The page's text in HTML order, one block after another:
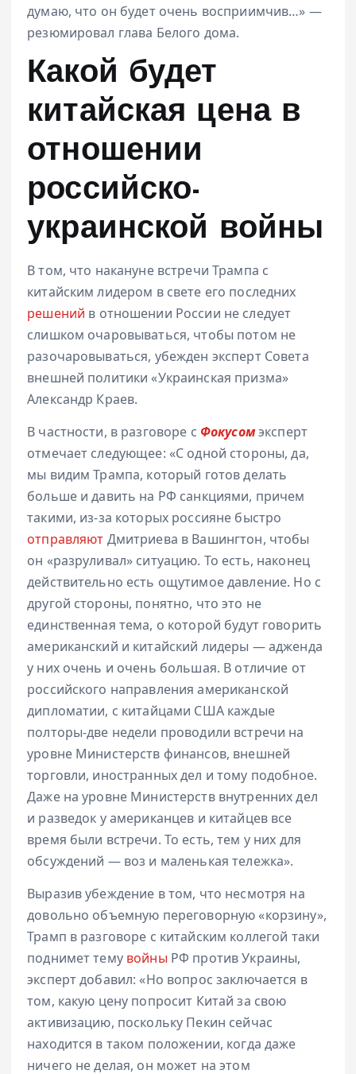
думаю, что он будет очень восприимчив…» —
резюмировал глава Белого дома.
Какой будет
китайская цена в
отношении
российско-
украинской войны
В том, что накануне встречи Трампа с
китайским лидером в свете его последних
решений в отношении России не следует
слишком очаровываться, чтобы потом не
разочаровываться, убежден эксперт Совета
внешней политики «Украинская призма»
Александр Краев.
В частности, в разговоре с Фокусомэксперт
отмечает следующее: «С одной стороны, да,
мы видим Трампа, который готов делать
больше и давить на РФ санкциями, причем
такими, из-за которых россияне быстро
отправляют Дмитриева в Вашингтон, чтобы
он «разруливал» ситуацию. То есть, наконец
действительно есть ощутимое давление. Но с
другой стороны, понятно, что это не
единственная тема, о которой будут говорить
американский и китайский лидеры — адженда
у них очень и очень большая. В отличие от
российского направления американской
дипломатии, с китайцами США каждые
полторы-две недели проводили встречи на
уровне Министерств финансов, внешней
торговли, иностранных дел и тому подобное.
Даже на уровне Министерств внутренних дел
и разведок у американцев и китайцев все
время были встречи. То есть, тем у них для
обсуждений — воз и маленькая тележка».
Выразив убеждение в том, что несмотря на
довольно объемную переговорную «корзину»,
Трамп в разговоре с китайским коллегой таки
поднимет тему войны РФ против Украины,
эксперт добавил: «Но вопрос заключается в
том, какую цену попросит Китай за свою
активизацию, поскольку Пекин сейчас
находится в таком положении, когда даже
ничего не делая, он может на этом